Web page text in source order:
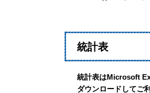
統計表
統計表はMicrosoft
ダウンロードしてご